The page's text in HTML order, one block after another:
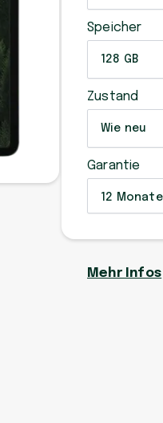
Speicher
128 GB
Zustand
Wie neu
Garantie
12 Monate
Mehr Infos